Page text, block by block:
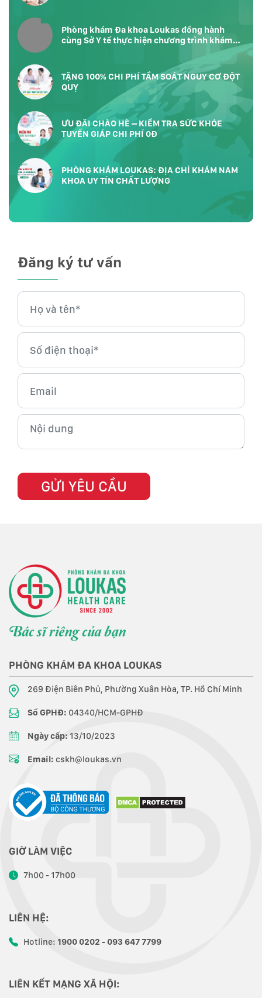
Phòng khám Đa khoa Loukas đồng hành
cùng Sở Y tế thực hiện chương trình khám
TẶNG 100% CHI PHÍ TẦM SOÁT NGUY CƠ ĐỘT
QUỴ
ƯU ĐÃI CHÀO HÈ – KIỂM TRA SỨC KHỎE
TUYẾN GIÁP CHI PHÍ 0Đ
PHÒNG KHÁM LOUKAS: ĐỊA CHỈ KHÁM NAM
KHOA UY TÍN CHẤT LƯỢNG
Đăng ký tư vấn
PHÒNG KHÁM ĐA KHOA LOUKAS
269 Điện Biên Phủ, Phường Xuân Hòa, TP. Hồ Chí Minh
Số GPHĐ: 04340/HCM-GPHĐ
Ngày cấp: 13/10/2023
Email: cskh@loukas.vn
GIỜ LÀM VIỆC
7h00 - 17h00
LIÊN HỆ:
Hotline: 1900 0202 - 093 647 7799
LIÊN KẾT MẠNG XÃ HỘI: